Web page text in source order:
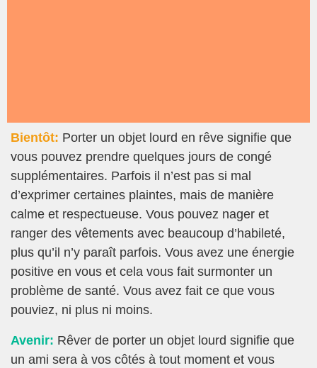
Bientôt: Porter un objet lourd en rêve signifie que
vous pouvez prendre quelques jours de congé
supplémentaires. Parfois il n’est pas si mal
d’exprimer certaines plaintes, mais de manière
calme et respectueuse. Vous pouvez nager et
ranger des vêtements avec beaucoup d’habileté,
plus qu’il n’y paraît parfois. Vous avez une énergie
positive en vous et cela vous fait surmonter un
problème de santé. Vous avez fait ce que vous
pouviez, ni plus ni moins.
Avenir: Rêver de porter un objet lourd signifie que
un ami sera à vos côtés à tout moment et vous